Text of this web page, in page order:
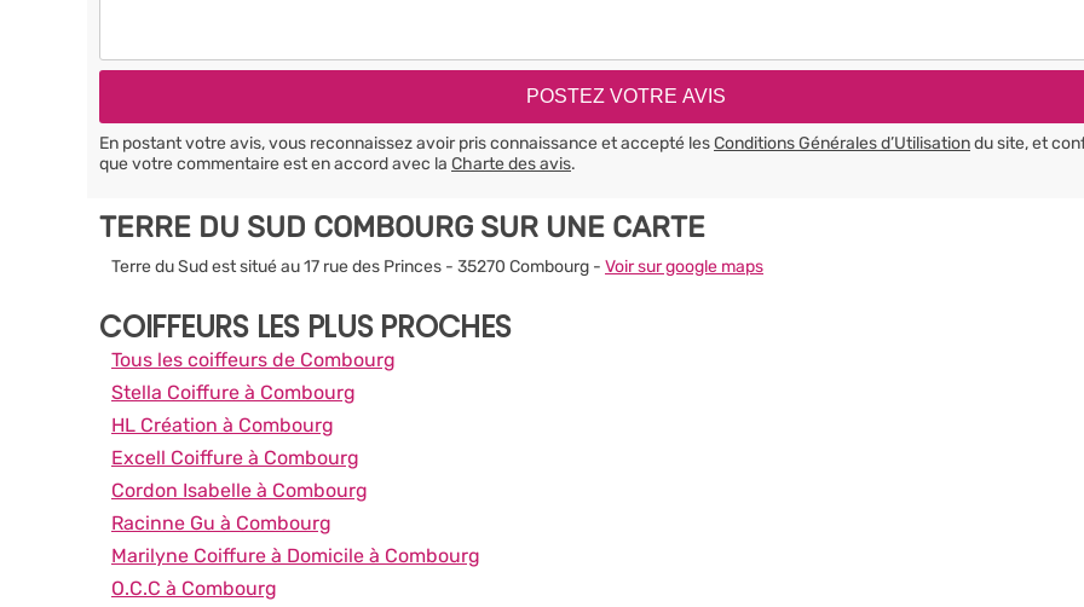
En postant votre avis, vous reconnaissez avoir pris connaissance et accepté lesConditions Générales d’Utilisationdu site, et
que votre commentaire est en accord avec la Charte des avis.
TERRE DU SUD COMBOURG SUR UNE CARTE
Terre du Sud est situé au 17 rue des Princes - 35270 Combourg - Voir sur google maps
COIFFEURS LES PLUS PROCHES
Tous les coiffeurs de Combourg
Stella Coiffure à Combourg
HL Création à Combourg
Excell Coiffure à Combourg
Cordon Isabelle à Combourg
Racinne Gu à Combourg
Marilyne Coiffure à Domicile à Combourg
O.C.C à Combourg